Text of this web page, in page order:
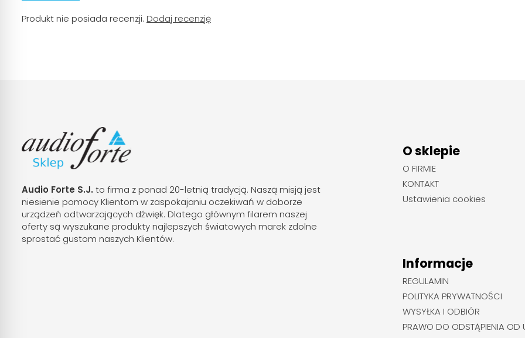
Produkt nie posiada recenzji. Dodaj recenzję
Audio Forte S.J. to firma z ponad 20-letnią tradycją. Naszą misją jest
niesienie pomocy Klientom w zaspokajaniu oczekiwań w doborze
urządzeń odtwarzających dźwięk. Dlatego głównym filarem naszej
oferty są wyszukane produkty najlepszych światowych marek zdolne
sprostać gustom naszych Klientów.
O sklepie
O FIRMIE
KONTAKT
Ustawienia cookies
Informacje
REGULAMIN
POLITYKA PRYWATNOŚCI
WYSYŁKA I ODBIÓR
PRAWO DO ODSTĄPIENIA OD